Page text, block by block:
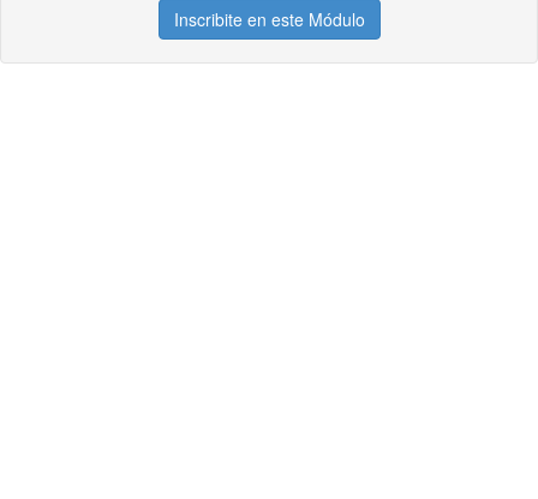
Inscribite en este Módulo